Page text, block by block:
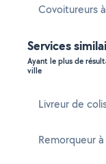
Covoitureurs
Services
Ayant le plus de
ville
Livreur de
Remorqueur